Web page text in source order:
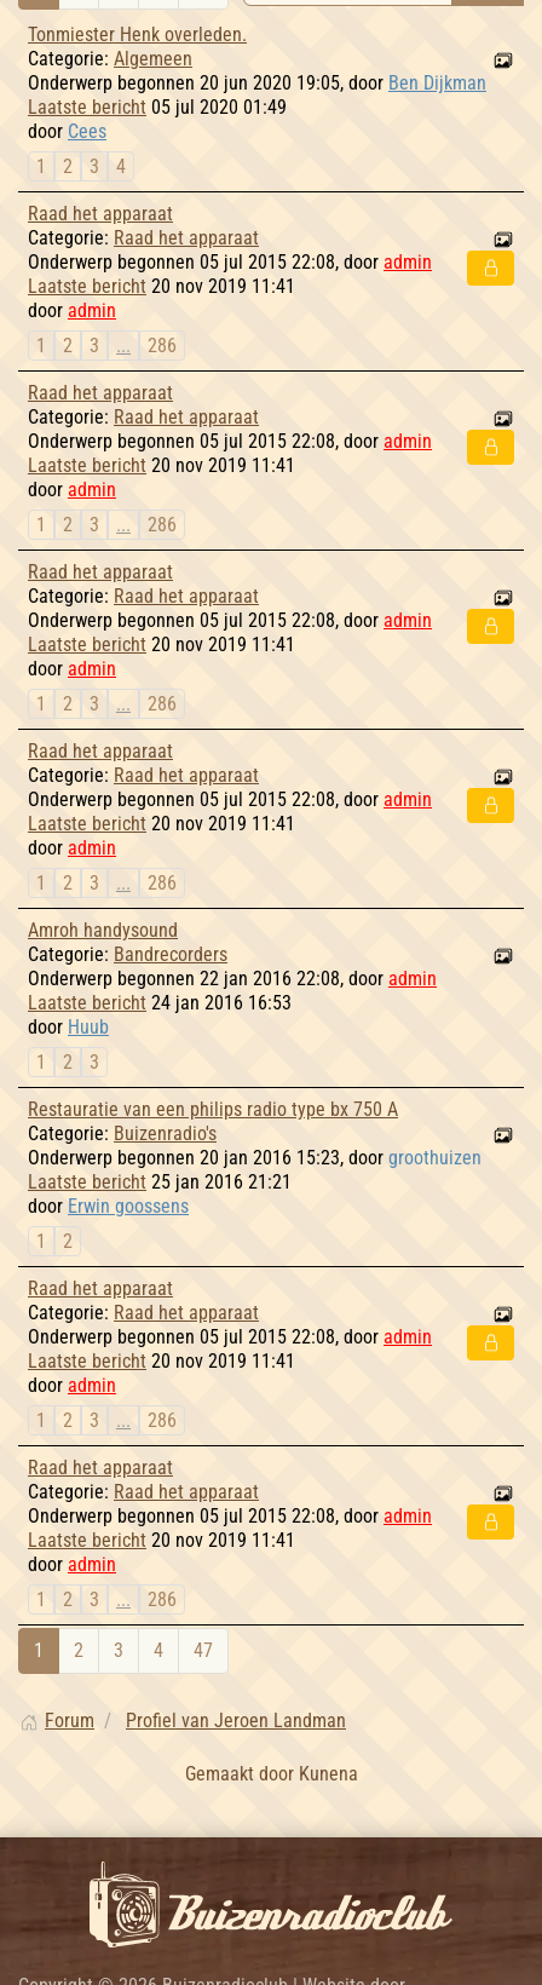
Tonmiester Henk overleden.
Categorie: Algemeen
Onderwerp begonnen 20 jun 2020 19:05, door Ben Dijkman
Laatste bericht 05 jul 2020 01:49
door Cees
1
2 3 4
Raad het apparaat
Categorie: Raad het apparaat
Onderwerp begonnen 05 jul 2015 22:08, door admin
Laatste bericht 20 nov 2019 11:41
door admin
1
2 3 ... 286
Raad het apparaat
Categorie: Raad het apparaat
Onderwerp begonnen 05 jul 2015 22:08, door admin
Laatste bericht 20 nov 2019 11:41
door admin
1
2 3 ... 286
Raad het apparaat
Categorie: Raad het apparaat
Onderwerp begonnen 05 jul 2015 22:08, door admin
Laatste bericht 20 nov 2019 11:41
door admin
1
2 3 ... 286
Raad het apparaat
Categorie: Raad het apparaat
Onderwerp begonnen 05 jul 2015 22:08, door admin
Laatste bericht 20 nov 2019 11:41
door admin
1
2 3 ... 286
Amroh handysound
Categorie: Bandrecorders
Onderwerp begonnen 22 jan 2016 22:08, door admin
Laatste bericht 24 jan 2016 16:53
door Huub
1
2 3
Restauratie van een philips radio type bx 750 A
Categorie: Buizenradio's
Onderwerp begonnen 20 jan 2016 15:23, door groothuizen
Laatste bericht 25 jan 2016 21:21
door Erwin goossens
1
2
Raad het apparaat
Categorie: Raad het apparaat
Onderwerp begonnen 05 jul 2015 22:08, door admin
Laatste bericht 20 nov 2019 11:41
door admin
1
2 3 ... 286
Raad het apparaat
Categorie: Raad het apparaat
Onderwerp begonnen 05 jul 2015 22:08, door admin
Laatste bericht 20 nov 2019 11:41
door admin
1
2 3 ... 286
1 2 3 4 47
Forum Profiel van Jeroen Landman
Gemaakt door Kunena